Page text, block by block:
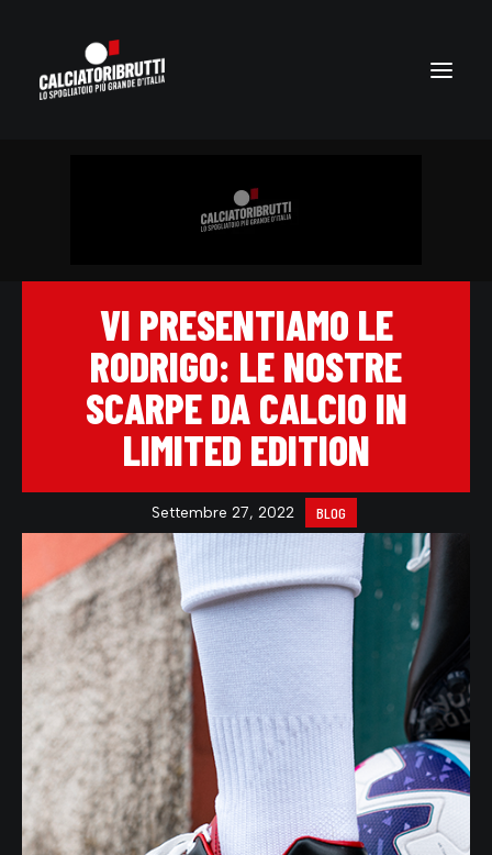
VI PRESENTIAMO LE
RODRIGO: LE NOSTRE
SCARPE DA CALCIO IN
LIMITED EDITION
Settembre 27, 2022 BLOG